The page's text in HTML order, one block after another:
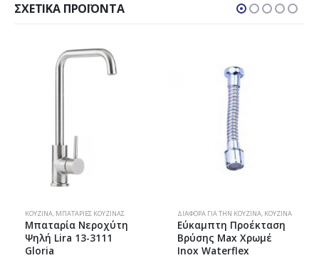
ΣΧΕΤΙΚΆ ΠΡΟΪΌΝΤΑ
ΚΟΥΖΊΝΑ, ΜΠΑΤΑΡΊΕΣ ΚΟΥΖΊΝΑΣ
Μπαταρία Νεροχύτη
Ψηλή Lira 13-3111
Gloria
ΔΙΆΦΟΡΑ ΓΙΑ ΤΗΝ ΚΟΥΖΊΝΑ, ΚΟΥΖΊΝΑ
Εύκαμπτη Προέκταση
Βρύσης Max Χρωμέ
Inox Waterflex